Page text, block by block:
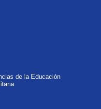
de la Educación